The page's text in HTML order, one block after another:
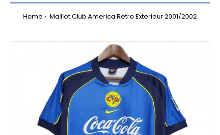
Home Maillot Club America Retro Exterieur 2001/2002